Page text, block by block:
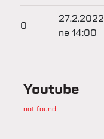
0
27.2.2022
ne 14:00
Youtube
not found